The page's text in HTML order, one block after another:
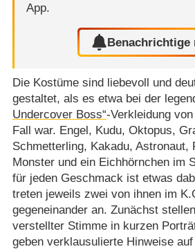
App.
Benachrichtige
Die Kostüme sind liebevoll und
gestaltet, als es etwa bei der
Undercover Boss“-Verkleidung von
Fall war. Engel, Kudu, Oktopus,
Schmetterling, Kakadu, Astronaut,
Monster und ein Eichhörnchen im
für jeden Geschmack ist etwas
treten jeweils zwei von ihnen im
gegeneinander an. Zunächst
verstellter Stimme in kurzen
geben verklausulierte Hinweise